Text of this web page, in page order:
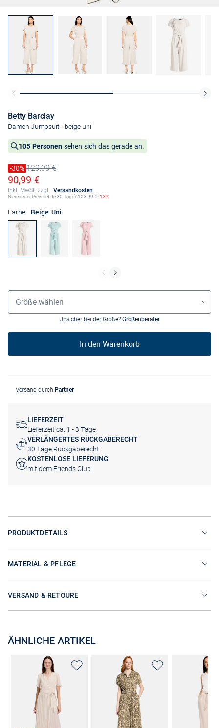
Betty Barclay
Damen Jumpsuit - beige uni
105 Personen sehen sich das gerade an.
Preis reduziert um
-30%
Alter Preis129,99 €
Ermäßigter Preis
90,99 €
Inkl. MwSt. zzgl. Versandkosten
Niedrigster Preis (letzte 30 Tage):103,99€ -13%
Farbe: Beige Uni
Größenauswahl
Größe wählen
Unsicher bei der Größe? Größenberater
In den Warenkorb
Versand durch Partner
LIEFERZEIT
Lieferzeit ca. 1 - 3 Tage
VERLÄNGERTES RÜCKGABERECHT
30 Tage Rückgaberecht
KOSTENLOSE LIEFERUNG
mit dem Friends Club
PRODUKTDETAILS
MATERIAL & PFLEGE
VERSAND & RETOURE
ÄHNLICHE ARTIKEL